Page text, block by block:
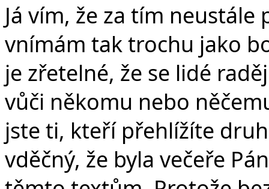
Já vím, že za tím
vnímám tak trochu jako
je zřetelné, že se lidé
vůči někomu nebo
jste ti, kteří přehlížíte
vděčný, že byla večeře